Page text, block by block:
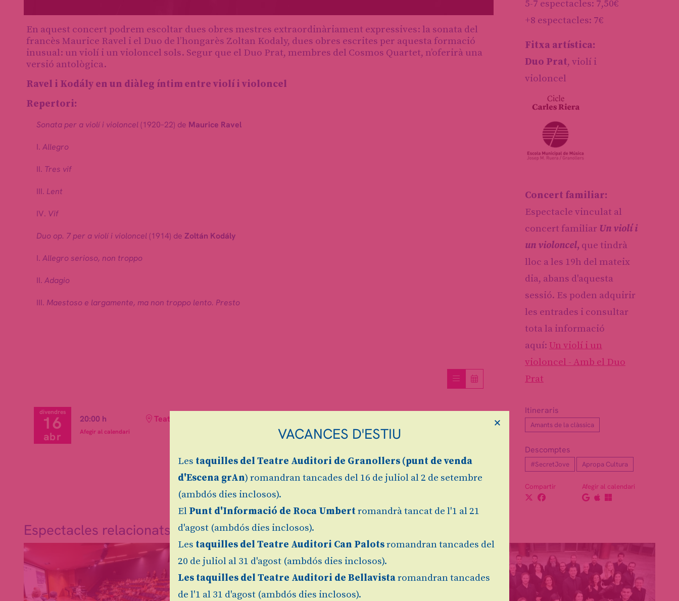
5-7 espectacles: 7,50€
+8 espectacles: 7€
Fitxa artística:
Duo Prat, violí i
violoncel
Concert familiar:
Espectacle vinculat al
concert familiar Un violí i
un violoncel, que tindrà
lloc a les 19h del mateix
dia, abans d'aquesta
sessió. Es poden adquirir
les entrades i consultar
tota la informació
aquí: Un violí i un
violoncel - Amb el Duo
Prat
Itineraris
Amants de la clàssica
Descomptes
#SecretJove Apropa Cultura
Compartir Afegir al calendari
En aquest concert podrem escoltar dues obres mestres extraordinàriament expressives: la sonata del
francès Maurice Ravel i el Duo de l’hongarès Zoltan Kodaly, dues obres escrites per aquesta formació
inusual: un violí i un violoncel sols. Segur que el Duo Prat, membres del Cosmos Quartet, n’oferirà una
versió antològica.
Ravel i Kodály en un diàleg íntim entre violí i violoncel
Repertori:
Sonata per a violí i violoncel (1920–22) de Maurice Ravel
I. Allegro
II. Tres vif
III. Lent
IV. Vif
Duo op. 7 per a violí i violoncel (1914) de Zoltán Kodály
I. Allegro serioso, non troppo
II. Adagio
III. Maestoso e largamente, ma non troppo lento. Presto
divendres
16
abr
20:00 h Teatre Auditori de Granollers
Afegir al calendari
Espectacles relacionats
VACANCES D'ESTIU
Les taquilles del Teatre Auditori de Granollers (punt de venda
d'Escena grAn) romandran tancades del 16 de juliol al 2 de setembre
(ambdós dies inclosos).
El Punt d'Informació de Roca Umbertromandrà tancat de l'1 al 21
d'agost (ambdós dies inclosos).
Les taquilles del Teatre Auditori Can Palotsromandran tancades del
20 de juliol al 31 d'agost (ambdós dies inclosos).
Les taquilles del Teatre Auditori de Bellavistaromandran tancades
de l'1 al 31 d'agost (ambdós dies inclosos).
×